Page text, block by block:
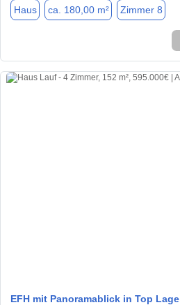
Haus ca. 180,00 m² Zimmer 8
EFH mit Panoramablick in Top Lage